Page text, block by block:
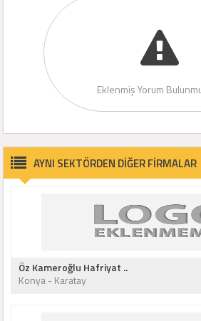
Eklenmiş Yorum
AYNI SEKTÖRDEN DİĞER FİRMALAR
Öz Kameroğlu Hafriyat ..
Konya - Karatay